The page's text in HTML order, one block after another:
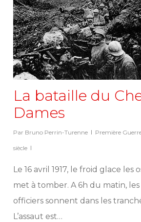
La bataille du
Dames
Par Bruno Perrin-Turenne Première
siècle
Le 16 avril 1917, le froid glace les
met à tomber. A 6h du matin, les
officiers sonnent dans les
L’assaut est…